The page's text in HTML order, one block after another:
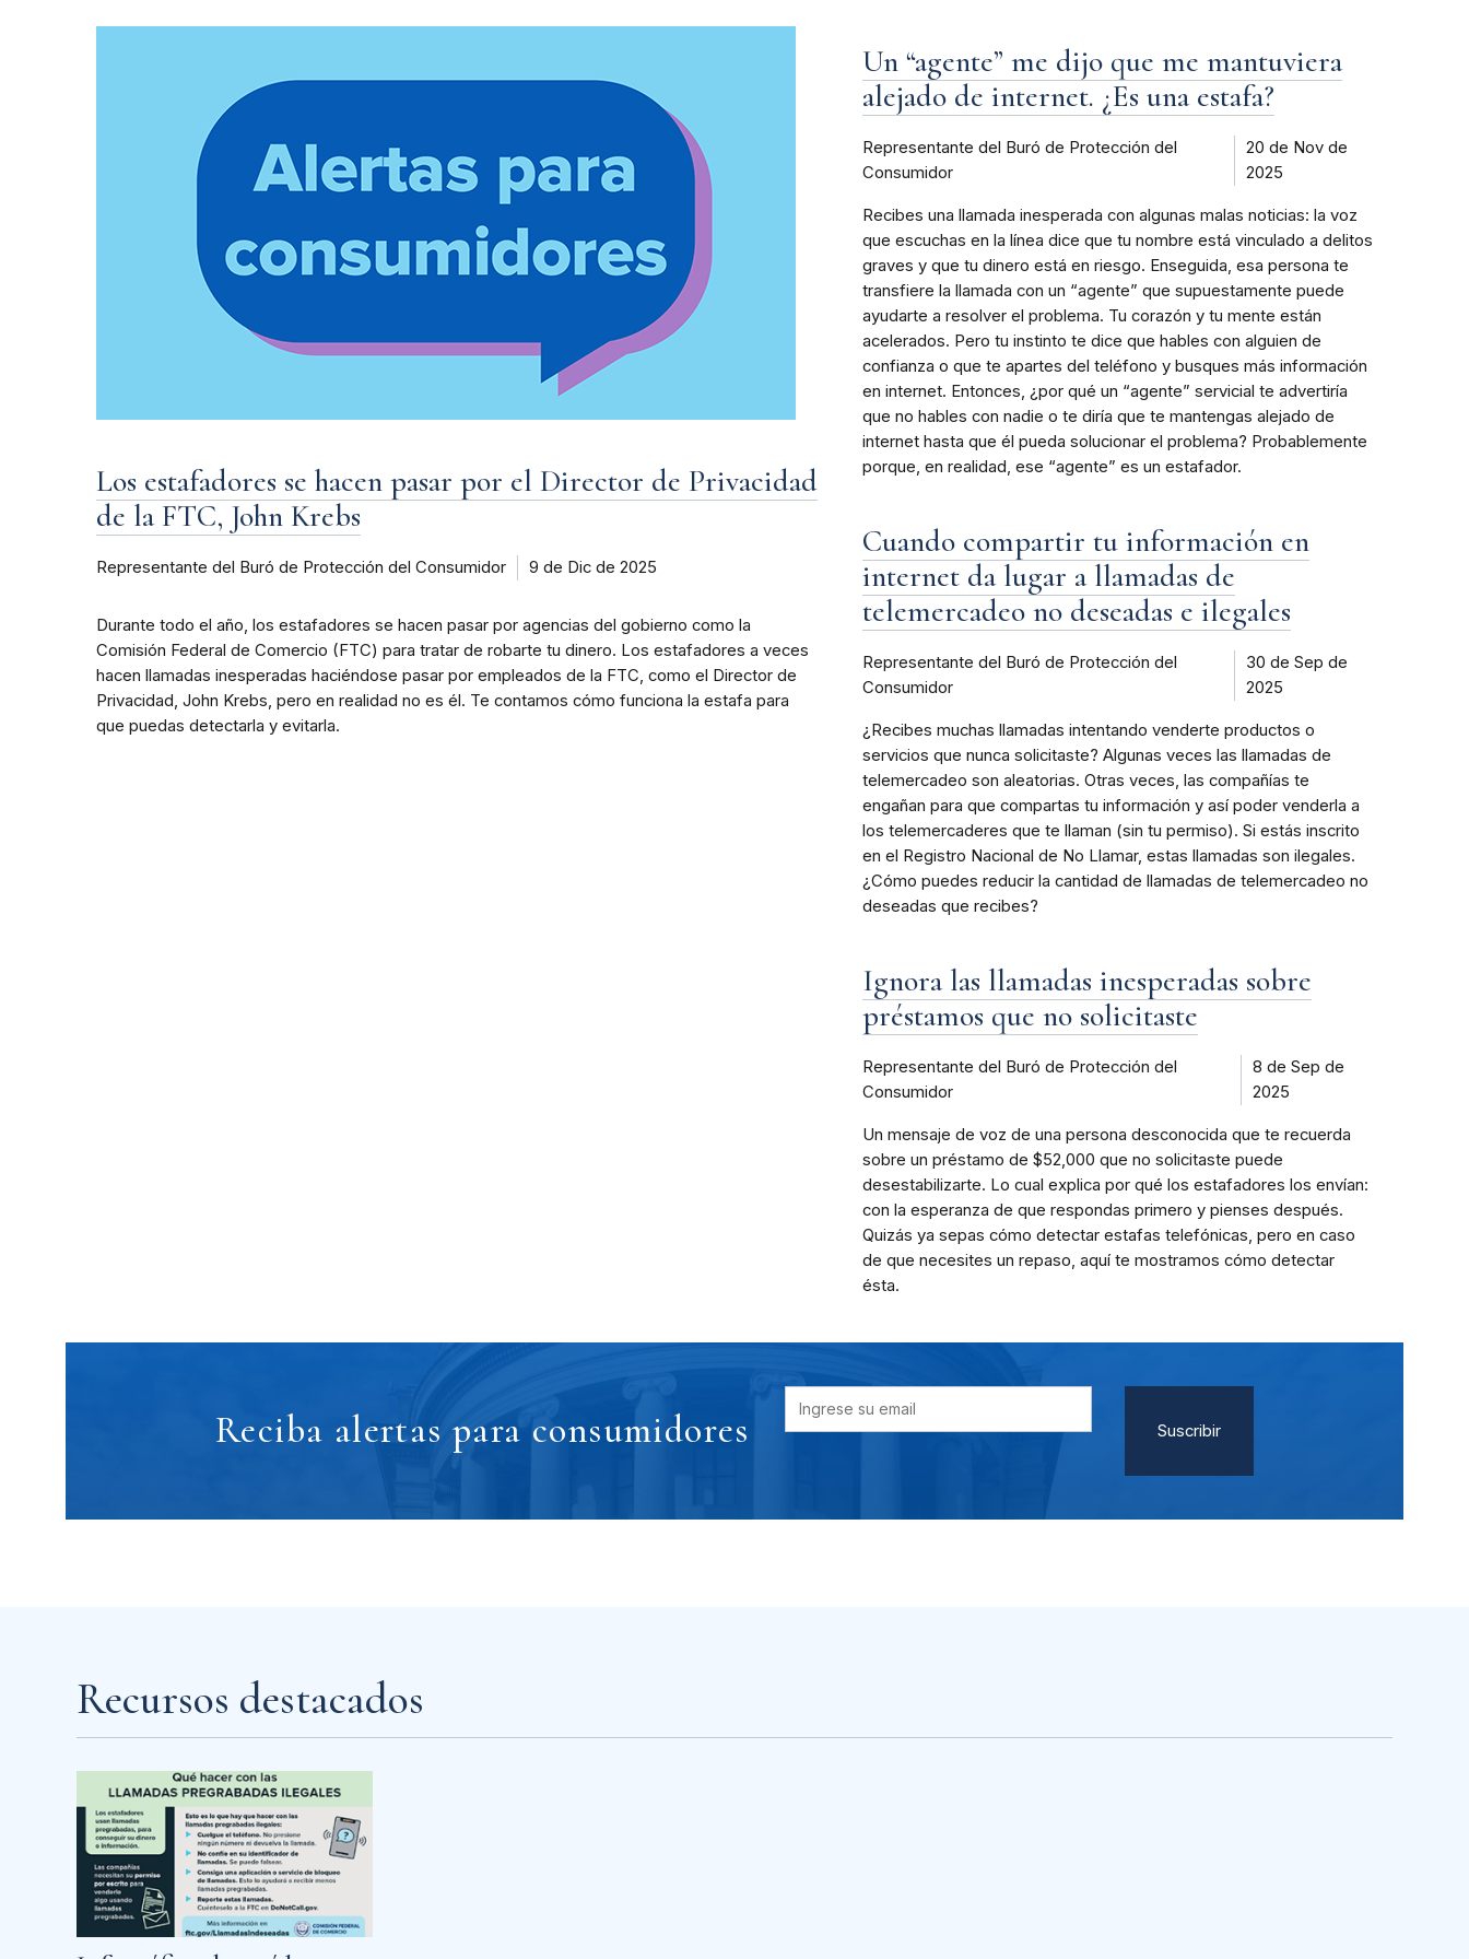
Los estafadores se hacen pasar por el Director de Privacidad
de la FTC, John Krebs
Representante del Buró de Protección del Consumidor 9 de Dic de 2025
Durante todo el año, los estafadores se hacen pasar por agencias del gobierno como la
Comisión Federal de Comercio (FTC) para tratar de robarte tu dinero. Los estafadores a veces
hacen llamadas inesperadas haciéndose pasar por empleados de la FTC, como el Director de
Privacidad, John Krebs, pero en realidad no es él. Te contamos cómo funciona la estafa para
que puedas detectarla y evitarla.
Un “agente” me dijo que me mantuviera
alejado de internet. ¿Es una estafa?
Representante del Buró de Protección del
Consumidor
20 de Nov de
2025
Recibes una llamada inesperada con algunas malas noticias: la voz
que escuchas en la línea dice que tu nombre está vinculado a delitos
graves y que tu dinero está en riesgo. Enseguida, esa persona te
transfiere la llamada con un “agente” que supuestamente puede
ayudarte a resolver el problema. Tu corazón y tu mente están
acelerados. Pero tu instinto te dice que hables con alguien de
confianza o que te apartes del teléfono y busques más información
en internet. Entonces, ¿por qué un “agente” servicial te advertiría
que no hables con nadie o te diría que te mantengas alejado de
internet hasta que él pueda solucionar el problema? Probablemente
porque, en realidad, ese “agente” es un estafador.
Cuando compartir tu información en
internet da lugar a llamadas de
telemercadeo no deseadas e ilegales
Representante del Buró de Protección del
Consumidor
30 de Sep de
2025
¿Recibes muchas llamadas intentando venderte productos o
servicios que nunca solicitaste? Algunas veces las llamadas de
telemercadeo son aleatorias. Otras veces, las compañías te
engañan para que compartas tu información y así poder venderla a
los telemercaderes que te llaman (sin tu permiso). Si estás inscrito
en el Registro Nacional de No Llamar, estas llamadas son ilegales.
¿Cómo puedes reducir la cantidad de llamadas de telemercadeo no
deseadas que recibes?
Ignora las llamadas inesperadas sobre
préstamos que no solicitaste
Representante del Buró de Protección del
Consumidor
8 de Sep de
2025
Un mensaje de voz de una persona desconocida que te recuerda
sobre un préstamo de $52,000 que no solicitaste puede
desestabilizarte. Lo cual explica por qué los estafadores los envían:
con la esperanza de que respondas primero y pienses después.
Quizás ya sepas cómo detectar estafas telefónicas, pero en caso
de que necesites un repaso, aquí te mostramos cómo detectar
ésta.
Reciba alertas para consumidores
Recursos destacados